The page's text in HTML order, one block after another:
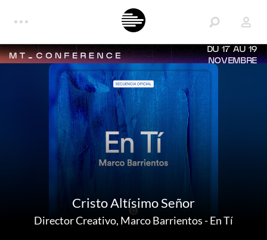
DU 17 AU 19
NOVEMBRE
Cristo Altísimo Señor
Director Creativo, Marco Barrientos-En Tí